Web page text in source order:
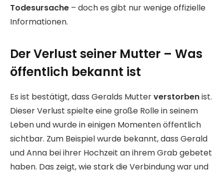
Todesursache – doch es gibt nur wenige offizielle
Informationen.
Der Verlust seiner Mutter – Was
öffentlich bekannt ist
Es ist bestätigt, dass Geralds Mutterverstorbenist.
Dieser Verlust spielte eine große Rolle in seinem
Leben und wurde in einigen Momenten öffentlich
sichtbar. Zum Beispiel wurde bekannt, dass Gerald
und Anna bei ihrer Hochzeit an ihrem Grab gebetet
haben. Das zeigt, wie stark die Verbindung war und